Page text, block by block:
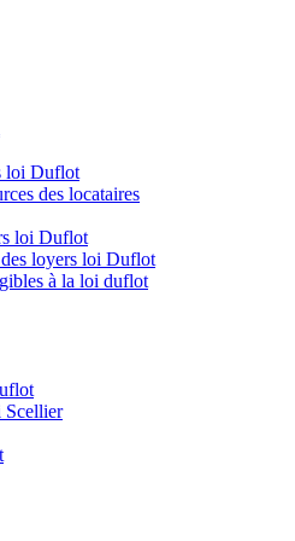
loi Duflot
des locataires
loi Duflot
loyers loi Duflot
à la loi duflot